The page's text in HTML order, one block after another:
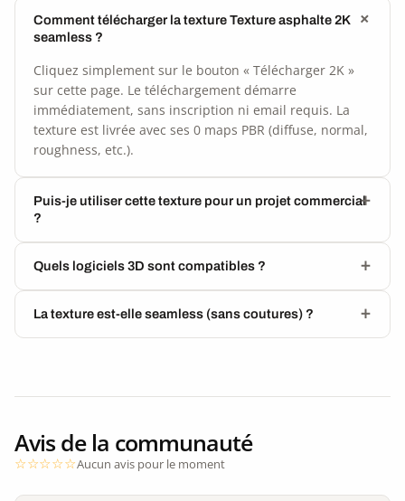
Comment télécharger la texture Texture asphalte 2K
seamless ?
Cliquez simplement sur le bouton « Télécharger 2K »
sur cette page. Le téléchargement démarre
immédiatement, sans inscription ni email requis. La
texture est livrée avec ses 0 maps PBR (diffuse, normal,
roughness, etc.).
Puis-je utiliser cette texture pour un projet commercial
?
Quels logiciels 3D sont compatibles ?
La texture est-elle seamless (sans coutures) ?
Avis de la communauté
Aucun avis pour le moment